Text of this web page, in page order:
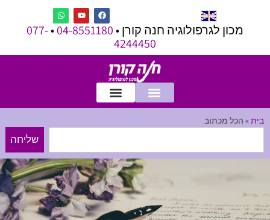
מכון לגרפולוגיה חנה קורן •04-8551180
•
077-
4244450
בית » הכל מכתוב
שליחה